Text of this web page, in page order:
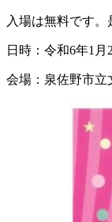
入場は無料です。
日時：令和6年1月
会場：泉佐野市立